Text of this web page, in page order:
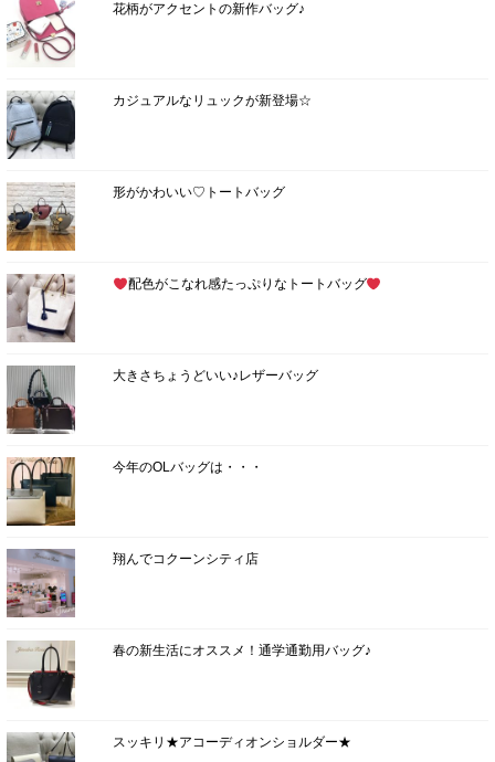
花柄がアクセントの新作バッグ♪
カジュアルなリュックが新登場☆
形がかわいい♡トートバッグ
配色がこなれ感たっぷりなトートバッグ
大きさちょうどいい♪レザーバッグ
今年のOLバッグは・・・
翔んでコクーンシティ店
春の新生活にオススメ！通学通勤用バッグ♪
スッキリ★アコーディオンショルダー★